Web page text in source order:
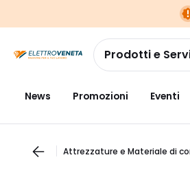
navigazionealla
pagina
Prodotti e
News Promozioni Eventi
Attrezzature e Materiale di